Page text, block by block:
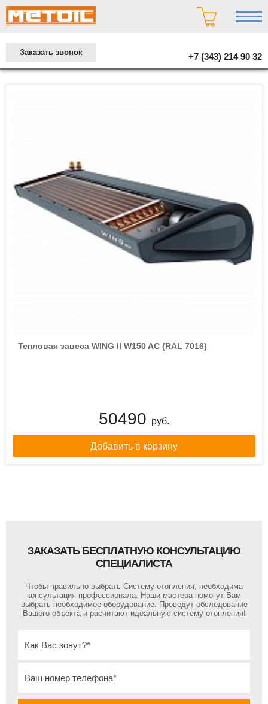
+7 (343) 214 90 32
Заказать звонок
Тепловая завеса WING II W150 AC (RAL 7016)
50490 руб.
Добавить в корзину
ЗАКАЗАТЬ БЕСПЛАТНУЮ КОНСУЛЬТАЦИЮ
СПЕЦИАЛИСТА
Чтобы правильно выбрать Систему отопления, необходима
консультация профессионала. Наши мастера помогут Вам
выбрать необходимое оборудование. Проведут обследование
Вашего объекта и расчитают идеальную систему отопления!